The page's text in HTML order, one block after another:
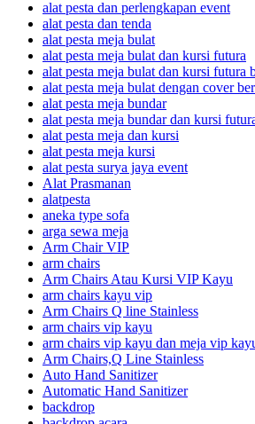
alat pesta dan perlengkapan event
alat pesta dan tenda
alat pesta meja bulat
alat pesta meja bulat dan kursi futura
alat pesta meja bulat dan kursi futura
alat pesta meja bulat dengan cover
alat pesta meja bundar
alat pesta meja bundar dan kursi
alat pesta meja dan kursi
alat pesta meja kursi
alat pesta surya jaya event
Alat Prasmanan
alatpesta
aneka type sofa
arga sewa meja
Arm Chair VIP
arm chairs
Arm Chairs Atau Kursi VIP Kayu
arm chairs kayu vip
Arm Chairs Q line Stainless
arm chairs vip kayu
arm chairs vip kayu dan meja vip
Arm Chairs,Q Line Stainless
Auto Hand Sanitizer
Automatic Hand Sanitizer
backdrop